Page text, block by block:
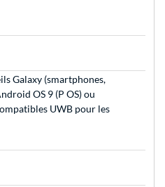
Galaxy (smartphones,
OS 9 (P OS) ou
UWB pour les